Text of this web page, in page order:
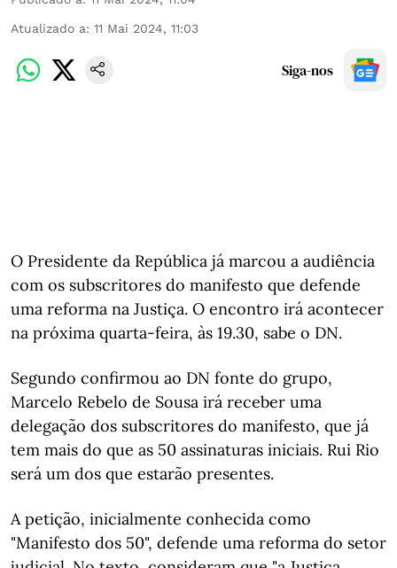
Atualizado a: 11 Mai 2024, 11:03
Siga-nos
O Presidente da República já marcou a audiência
com os subscritores do manifesto que defende
uma reforma na Justiça. O encontro irá acontecer
na próxima quarta-feira, às 19.30, sabe o DN.
Segundo confirmou ao DN fonte do grupo,
Marcelo Rebelo de Sousa irá receber uma
delegação dos subscritores do manifesto, que já
tem mais do que as 50 assinaturas iniciais. Rui Rio
será um dos que estarão presentes.
A petição, inicialmente conhecida como
"Manifesto dos 50", defende uma reforma do setor